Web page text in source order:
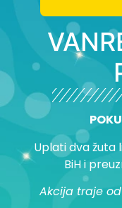
Uplati dva žuta
BiH i
Akcija traje od